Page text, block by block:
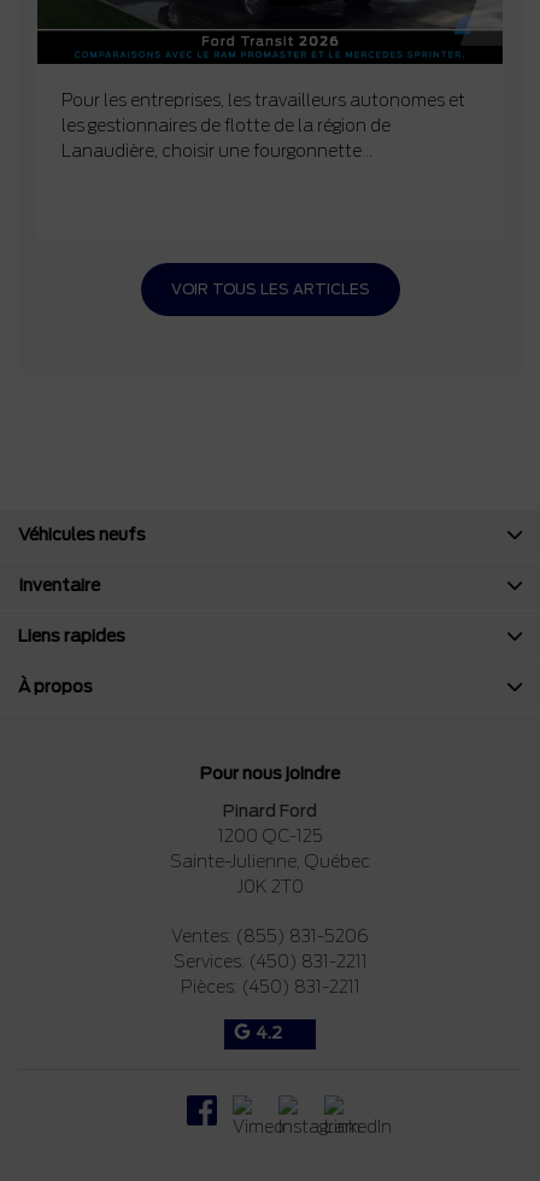
Pour les entreprises, les travailleurs autonomes et
les gestionnaires de flotte de la région de
Lanaudière, choisir une fourgonnette...
VOIR TOUS LES ARTICLES
Pour nous joindre
Pinard Ford
1200 QC-125
Sainte-Julienne Québec
J0K 2T0
Ventes: (855) 831-5206
Services: (450) 831-2211
Pièces: (450) 831-2211
4.2
Véhicules neufs
Inventaire
Liens rapides
À propos